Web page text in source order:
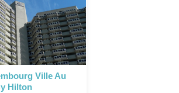
Ville Au
Hilton